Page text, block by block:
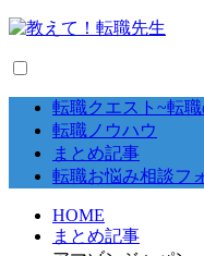
転職クエスト~転
転職ノウハウ
まとめ記事
転職お悩み相談フ
HOME
まとめ記事